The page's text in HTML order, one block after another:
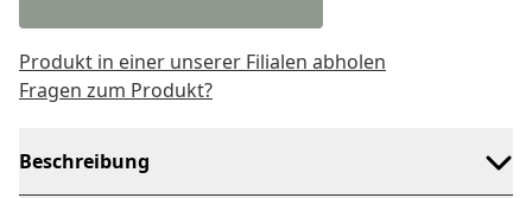
Produkt in einer unserer Filialen abholen
Fragen zum Produkt?
Beschreibung